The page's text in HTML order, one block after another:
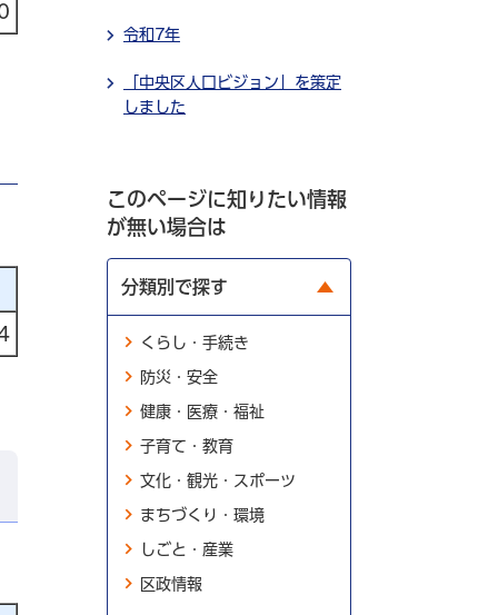
令和7年
「中央区人口ビジョン」を策定
しました
このページに知りたい情報
が無い場合は
分類別で探す
くらし・手続き
防災・安全
健康・医療・福祉
子育て・教育
文化・観光・スポーツ
まちづくり・環境
しごと・産業
区政情報